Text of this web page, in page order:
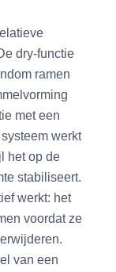
dry-functie
ramen
met een
werkt
het op de
stabiliseert.
werkt: het
voordat ze
van een